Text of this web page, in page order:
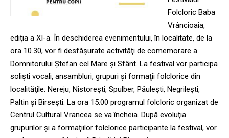
Folcloric Baba
Vrâncioaia,
ediţia a XI-a. În deschiderea evenimentului, în localitate, de la
ora 10.30, vor fi desfăşurate activităţi de comemorare a
Domnitorului Ştefan cel Mare şi Sfânt. La festival vor participa
solişti vocali, ansambluri, grupuri şi formaţii folclorice din
localităţile: Nereju, Nistoreşti, Spulber, Păuleşti, Negrileşti,
Paltin şi Bîrseşti. La ora 15.00 programul folcloric organizat de
Centrul Cultural Vrancea se va încheia. După evoluţia
grupurilor şi a formaţiilor folclorice participante la festival, vor